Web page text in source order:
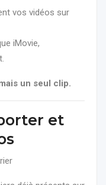
vos vidéos sur
iMovie,
un seul clip.
et